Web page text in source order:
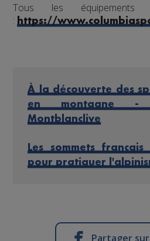
Tous les
: https://
À la découverte des
en montagne -
Montblanclive
Les sommets
pour pratiquer
Partager